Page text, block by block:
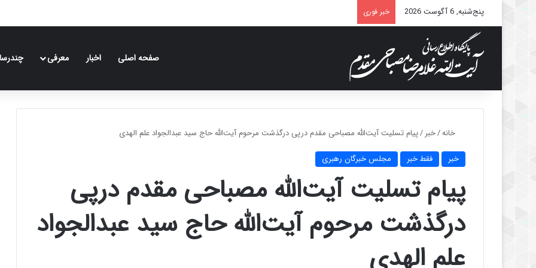
پنج‌شنبه, 6 آگوست 2026 خبر فوری
صفحه اصلی اخبار معرفی
خانه/خبر /پیام تسلیت آیت‌الله مصباحی مقدم درپی درگذشت مرحوم آیت‌الله حاج سید عبدالجواد علم الهدی
خبر فقط خبر مجلس خبرگان رهبری
پیام تسلیت آیت‌الله مصباحی مقدم درپی
درگذشت مرحوم آیت‌الله حاج سید عبدالجواد
علم الهدی